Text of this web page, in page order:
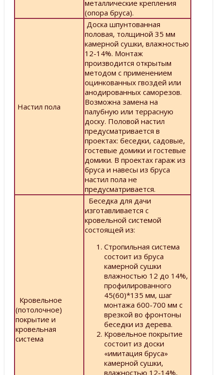
металлические крепления
(опора бруса).
Настил пола
Доска шпунтованная
половая, толщиной 35 мм
камерной сушки, влажностью
12-14%. Монтаж
производится открытым
методом с применением
оцинкованных гвоздей или
анодированных саморезов.
Возможна замена на
палубную или террасную
доску. Половой настил
предусматривается в
проектах: беседки, садовые,
гостевые домики и гостевые
домики. В проектах гараж из
бруса и навесы из бруса
настил пола не
предусматривается.
Кровельное
(потолочное)
покрытие и
кровельная
система
Беседка для дачи
изготавливается с
кровельной системой
состоящей из:
Стропильная система
состоит из бруса
камерной сушки
влажностью 12 до 14%,
профилированного
45(60)*135 мм, шаг
монтажа 600-700 мм с
врезкой во фронтоны
беседки из дерева.
Кровельное покрытие
состоит из доски
«имитация бруса»
камерной сушки,
влажностью 12-14%,